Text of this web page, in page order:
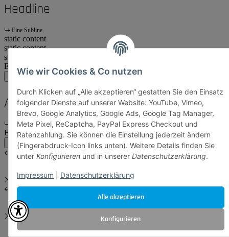
Alle akzeptieren
Konfigurieren
Wie wir Cookies & Co nutzen
Durch Klicken auf „Alle akzeptieren“ gestatten Sie den Einsatz
folgender Dienste auf unserer Website: YouTube, Vimeo,
Brevo, Google Analytics, Google Ads, Google Tag Manager,
Meta Pixel, ReCaptcha, PayPal Express Checkout und
Ratenzahlung. Sie können die Einstellung jederzeit ändern
(Fingerabdruck-Icon links unten). Weitere Details finden Sie
unter Konfigurieren und in unserer Datenschutzerklärung.
Impressum Datenschutzerklärung
Headline
Eine Subline
static content
static content
start
Ende
main:another main account
Another Headline
Eine Subline
Body Content
main:another main